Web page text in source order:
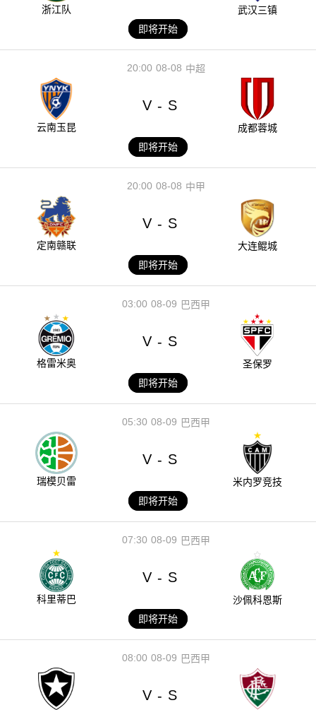
浙江队
武汉三镇
即将开始
08-08
20:00 中超
云南玉昆
V - S
成都蓉城
即将开始
08-08
20:00 中甲
定南赣联
V - S
大连鲲城
即将开始
08-09
03:00 巴西甲
格雷米奥
V - S
圣保罗
即将开始
08-09
05:30 巴西甲
瑞模贝雷
V - S
米内罗竞技
即将开始
08-09
07:30 巴西甲
科里蒂巴
V - S
沙佩科恩斯
即将开始
08-09
08:00 巴西甲
V - S